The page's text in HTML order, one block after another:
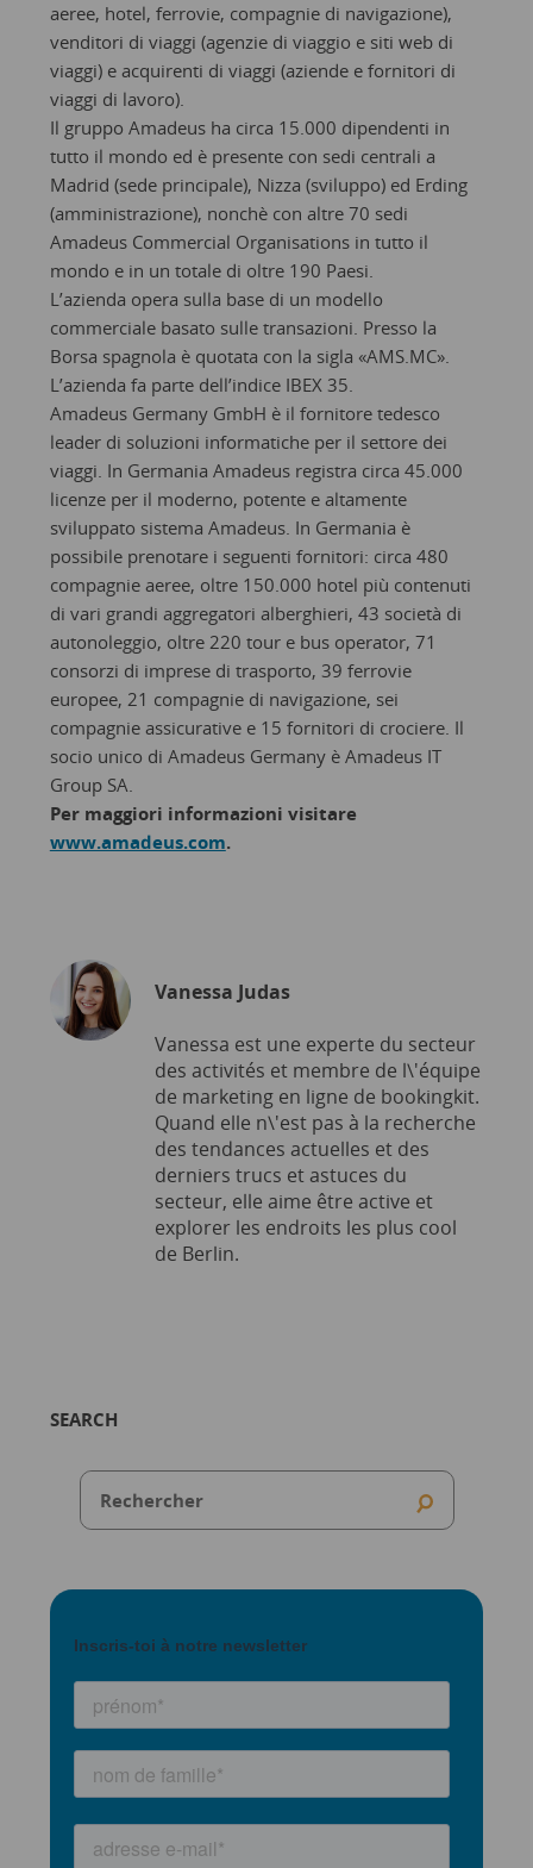
aeree, hotel, ferrovie, compagnie di navigazione),
venditori di viaggi (agenzie di viaggio e siti web di
viaggi) e acquirenti di viaggi (aziende e fornitori di
viaggi di lavoro).
Il gruppo Amadeus ha circa 15.000 dipendenti in
tutto il mondo ed è presente con sedi centrali a
Madrid (sede principale), Nizza (sviluppo) ed Erding
(amministrazione), nonchè con altre 70 sedi
Amadeus Commercial Organisations in tutto il
mondo e in un totale di oltre 190 Paesi.
L’azienda opera sulla base di un modello
commerciale basato sulle transazioni. Presso la
Borsa spagnola è quotata con la sigla «AMS.MC».
L’azienda fa parte dell’indice IBEX 35.
Amadeus Germany GmbH è il fornitore tedesco
leader di soluzioni informatiche per il settore dei
viaggi. In Germania Amadeus registra circa 45.000
licenze per il moderno, potente e altamente
sviluppato sistema Amadeus. In Germania è
possibile prenotare i seguenti fornitori: circa 480
compagnie aeree, oltre 150.000 hotel più contenuti
di vari grandi aggregatori alberghieri, 43 società di
autonoleggio, oltre 220 tour e bus operator, 71
consorzi di imprese di trasporto, 39 ferrovie
europee, 21 compagnie di navigazione, sei
compagnie assicurative e 15 fornitori di crociere. Il
socio unico di Amadeus Germany è Amadeus IT
Group SA.
Per maggiori informazioni visitare
www.amadeus.com.
SEARCH
Vanessa Judas
Vanessa est une experte du secteur
des activités et membre de l\'équipe
de marketing en ligne de bookingkit.
Quand elle n\'est pas à la recherche
des tendances actuelles et des
derniers trucs et astuces du
secteur, elle aime être active et
explorer les endroits les plus cool
de Berlin.